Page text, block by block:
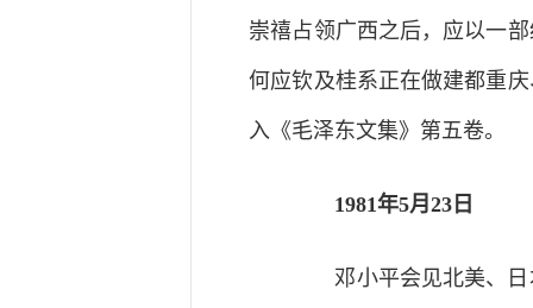
崇禧占领广西之后，应以一
何应钦及桂系正在做建都重
入《毛泽东文集》第五卷。
1981年5月23日
邓小平会见北美、日